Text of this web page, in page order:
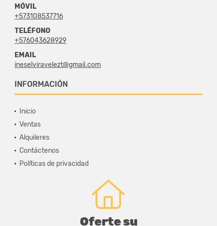
MÓVIL
+573108537716
TELÉFONO
+576043628929
EMAIL
ineselviravelezt@gmail.com
INFORMACIÓN
Inicio
Ventas
Alquileres
Contáctenos
Políticas de privacidad
Oferte su